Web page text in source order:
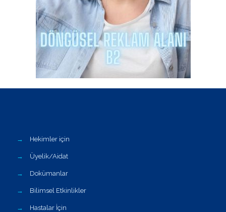
→ Hekimler için
→ Üyelik/Aidat
→ Dokümanlar
→ Bilimsel Etkinlikler
→ Hastalar İçin